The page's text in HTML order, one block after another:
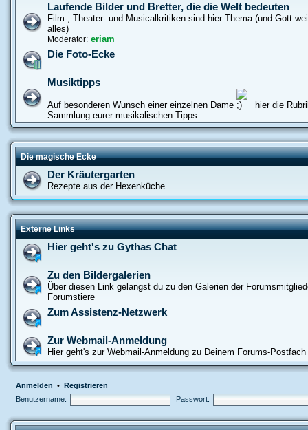
Laufende Bilder und Bretter, die die Welt bedeuten
Film-, Theater- und Musicalkritiken sind hier Thema (und Gott
alles)
Moderator: eriam
Die Foto-Ecke
Musiktipps
Auf besonderen Wunsch einer einzelnen Dame
hier die
Sammlung eurer musikalischen Tipps
Die magische Ecke
Der Kräutergarten
Rezepte aus der Hexenküche
Externe Links
Hier geht's zu Gythas Chat
Zu den Bildergalerien
Über diesen Link gelangst du zu den Galerien der
Forumstiere
Zum Assistenz-Netzwerk
Zur Webmail-Anmeldung
Hier geht's zur Webmail-Anmeldung zu Deinem Forums-Postfach
Anmelden • Registrieren
Benutzername:
Passwort: